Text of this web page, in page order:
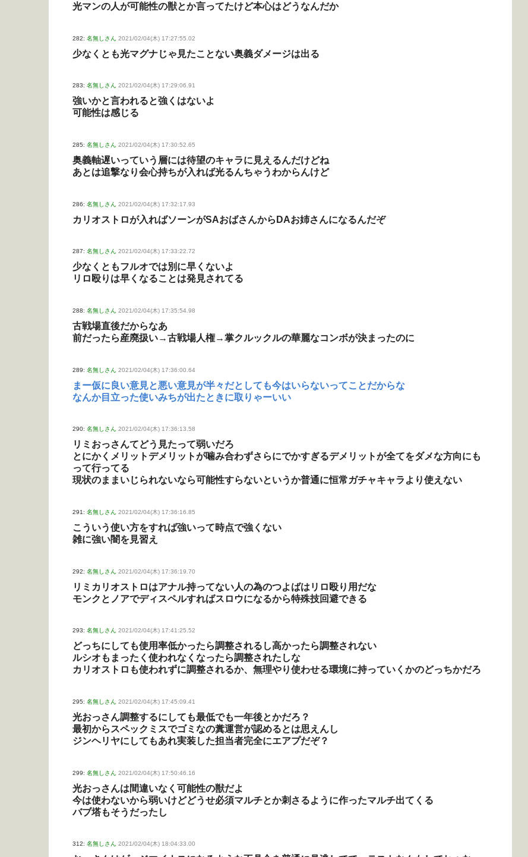
光マンの人が可能性の獣とか言ってたけど本心はどうなんだか
282: 名無しさん 2021/02/04(木) 17:27:55.02
少なくとも光マグナじゃ見たことない奥義ダメージは出る
283: 名無しさん 2021/02/04(木) 17:29:06.91
強いかと言われると強くはないよ
可能性は感じる
285: 名無しさん 2021/02/04(木) 17:30:52.65
奥義軸遅いっていう層には待望のキャラに見えるんだけどね
あとは追撃なり会心持ちが入れば光るんちゃうわからんけど
286: 名無しさん 2021/02/04(木) 17:32:17.93
カリオストロが入ればソーンがSAおばさんからDAお姉さんになるんだぞ
287: 名無しさん 2021/02/04(木) 17:33:22.72
少なくともフルオでは別に早くないよ
リロ殴りは早くなることは発見されてる
288: 名無しさん 2021/02/04(木) 17:35:54.98
古戦場直後だからなあ
前だったら産廃扱い→古戦場人権→掌クルックルの華麗なコンボが決まったのに
289: 名無しさん 2021/02/04(木) 17:36:00.64
まー仮に良い意見と悪い意見が半々だとしても今はいらないってことだからな
なんか目立った使いみちが出たときに取りゃーいい
290: 名無しさん 2021/02/04(木) 17:36:13.58
リミおっさんてどう見たって弱いだろ
とにかくメリットデメリットが噛み合わずさらにでかすぎるデメリットが全てをダメな方向にも
って行ってる
現状のままいじられないなら可能性すらないというか普通に恒常ガチャキャラより使えない
291: 名無しさん 2021/02/04(木) 17:36:16.85
こういう使い方をすれば強いって時点で強くない
雑に強い闇を見習え
292: 名無しさん 2021/02/04(木) 17:36:19.70
リミカリオストロはアナル持ってない人の為のつよばはリロ殴り用だな
モンクとノアでディスペルすればスロウになるから特殊技回避できる
293: 名無しさん 2021/02/04(木) 17:41:25.52
どっちにしても使用率低かったら調整されるし高かったら調整されない
ルシオもまったく使われなくなったら調整されたしな
カリオストロも使われずに調整されるか、無理やり使わせる環境に持っていくかのどっちかだろ
295: 名無しさん 2021/02/04(木) 17:45:09.41
光おっさん調整するにしても最低でも一年後とかだろ？
最初からスペックミスでゴミなの糞運営が認めるとは思えんし
ジンヘリヤにしてもあれ実装した担当者完全にエアプだぞ？
299: 名無しさん 2021/02/04(木) 17:50:46.16
光おっさんは間違いなく可能性の獣だよ
今は使わないから弱いけどどうせ必須マルチとか刺さるように作ったマルチ出てくる
バブ塔もそうだったし
312: 名無しさん 2021/02/04(木) 18:04:33.00